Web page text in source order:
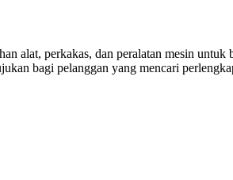
alat, perkakas, dan peralatan mesin untuk
bagi pelanggan yang mencari